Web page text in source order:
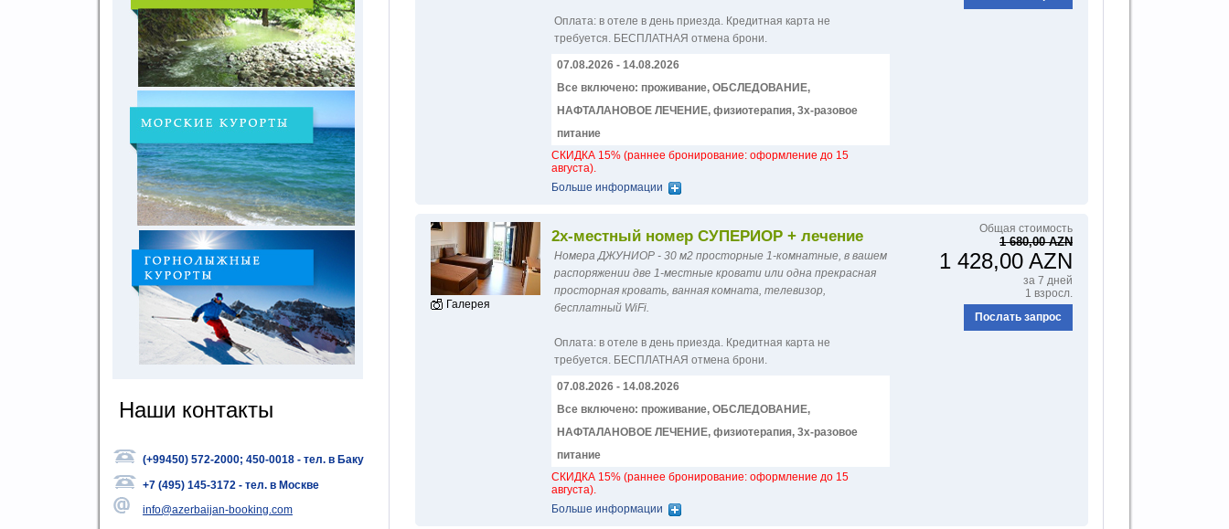
Наши контакты
(+99450) 572-2000; 450-0018 - тел. в Баку
+7 (495) 145-3172 - тел. в Москве
info@azerbaijan-booking.com
Оплатa: в отеле в день приезда. Кредитная карта не
требуется. БЕСПЛАТНАЯ отмена брони.
07.08.2026 - 14.08.2026
Все включено: проживание, ОБСЛЕДОВАНИЕ,
НАФТАЛАНОВОЕ ЛЕЧЕНИЕ, физиотерапия, 3х-разовое
питание
СКИДКА 15% (раннее бронирование: оформление до 15
августа).
Больше информации
Общая стоимость
1 680,00 AZN
1 428,00 AZN
за 7 дней
1 взросл.
Послать запрос
Галерея
2х-местный номер СУПЕРИОР + лечение
Номера ДЖУНИОР - 30 м2 просторные 1-комнатные, в вашем
распоряжении две 1-местные кровати или одна прекрасная
просторная кровать, ванная комната, телевизор,
бесплатный WiFi.
Оплатa: в отеле в день приезда. Кредитная карта не
требуется. БЕСПЛАТНАЯ отмена брони.
07.08.2026 - 14.08.2026
Все включено: проживание, ОБСЛЕДОВАНИЕ,
НАФТАЛАНОВОЕ ЛЕЧЕНИЕ, физиотерапия, 3х-разовое
питание
СКИДКА 15% (раннее бронирование: оформление до 15
августа).
Больше информации